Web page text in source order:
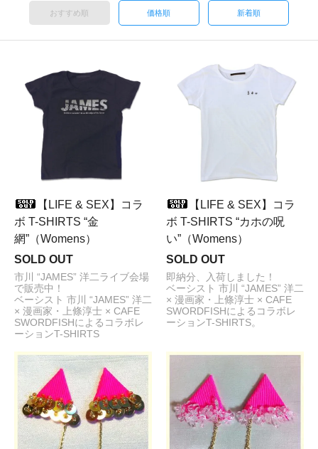
おすすめ順 価格順 新着順
【LIFE & SEX】コラ
ボ T-SHIRTS “金
網”（Womens）
SOLD OUT
市川 “JAMES” 洋二ライブ会場
で販売中！
ベーシスト 市川 “JAMES” 洋二
× 漫画家・上條淳士 × CAFE
SWORDFISHによるコラボレ
ーションT-SHIRTS
【LIFE & SEX】コラ
ボ T-SHIRTS “カホの呪
い”（Womens）
SOLD OUT
即納分、入荷しました！
ベーシスト 市川 “JAMES” 洋二
× 漫画家・上條淳士 × CAFE
SWORDFISHによるコラボレ
ーションT-SHIRTS。